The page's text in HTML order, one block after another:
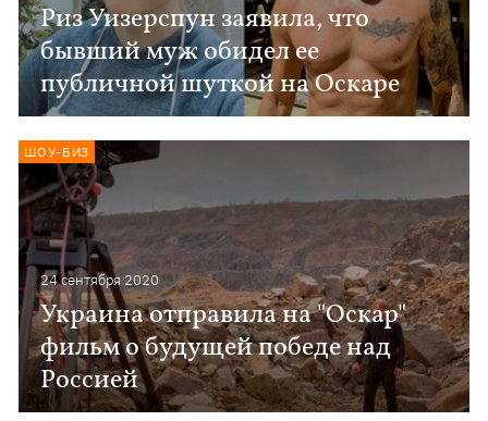
Риз Уизерспун заявила, что
бывший муж обидел ее
публичной шуткой на Оскаре
24 сентября 2020
Украина отправила на "Оскар"
фильм о будущей победе над
Россией
ШОУ-БИЗ